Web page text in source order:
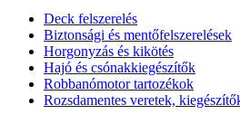
Deck felszerelés
Biztonsági és mentőfelszerelések
Horgonyzás és kikötés
Hajó és csónakkiegészítők
Robbanómotor tartozékok
Rozsdamentes veretek,